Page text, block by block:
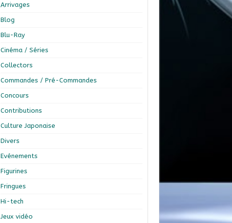
Arrivages
Blog
Blu-Ray
Cinéma / Séries
Collectors
Commandes / Pré-Commandes
Concours
Contributions
Culture Japonaise
Divers
Evénements
Figurines
Fringues
Hi-tech
Jeux vidéo